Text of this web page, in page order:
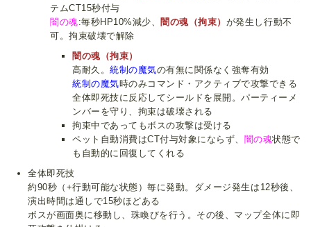
テムCT15秒付与
闇の魂:毎秒HP10%減少、闇の魂（拘束） が発生し行動不
可。拘束破壊で解除
闇の魂（拘束）
高耐久。統制の魔気の有無に関係なく強奪有効
統制の魔気時のみコマンド・アクティブで攻撃できる
全体即死技に反応してシールドを展開。パーティーメ
ンバーを守り、拘束は破壊される
拘束中であってもボスの攻撃は受ける
ペット自動消費はCT付与対象にならず、 闇の魂状態で
も自動的に回復してくれる
全体即死技
約90秒（+行動可能な状態）毎に発動。ダメージ発生は12秒後、
演出時間は通しで15秒ほどある
ボスが画面奥に移動し、珠喚びを行う。その後、マップ全体に即